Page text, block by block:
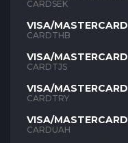
SEK
CARDSEK
VISA/MASTERCARD
THB
CARDTHB
VISA/MASTERCARD
TJS
CARDTJS
VISA/MASTERCARD
TYR
CARDTRY
VISA/MASTERCARD
UAH
CARDUAH